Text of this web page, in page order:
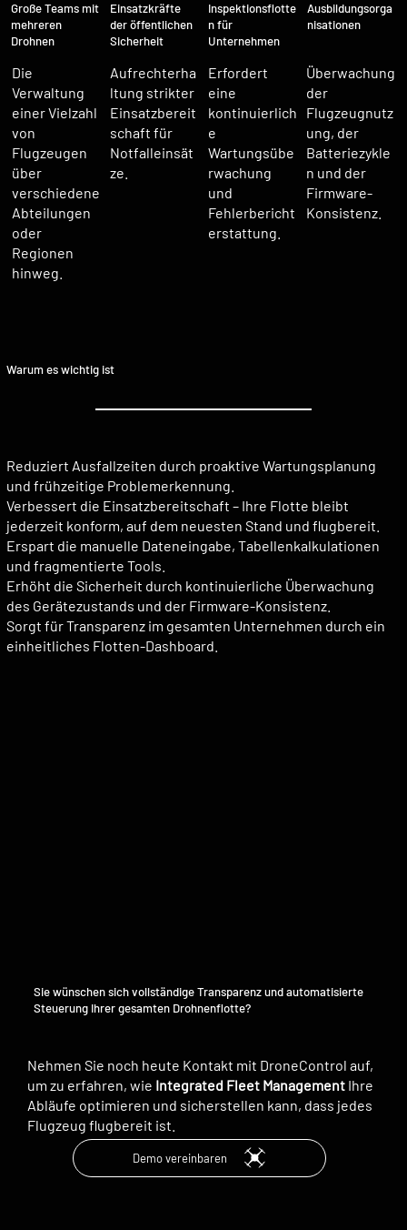
Reduziert Ausfallzeiten durch proaktive Wartungsplanung
und frühzeitige Problemerkennung.
Verbessert die Einsatzbereitschaft – Ihre Flotte bleibt
jederzeit konform, auf dem neuesten Stand und flugbereit.
Erspart die manuelle Dateneingabe, Tabellenkalkulationen
und fragmentierte Tools.
Erhöht die Sicherheit durch kontinuierliche Überwachung
des Gerätezustands und der Firmware-Konsistenz.
Sorgt für Transparenz im gesamten Unternehmen durch ein
einheitliches Flotten-Dashboard.
Warum es wichtig ist
Große Teams mit
mehreren
Drohnen
Die
Verwaltung
einer Vielzahl
von
Flugzeugen
über
verschiedene
Abteilungen
oder
Regionen
hinweg.
Einsatzkräfte
der öffentlichen
Sicherheit
Aufrechterha
ltung strikter
Einsatzbereit
schaft für
Notfalleinsät
ze.
Inspektionsflotte
n für
Unternehmen
Erfordert
eine
kontinuierlich
e
Wartungsübe
rwachung
und
Fehlerbericht
erstattung.
Ausbildungsorga
nisationen
Überwachung
der
Flugzeugnutz
ung, der
Batteriezykle
n und der
Firmware-
Konsistenz.
Sie wünschen sich vollständige Transparenz und automatisierte
Steuerung Ihrer gesamten Drohnenflotte?
Nehmen Sie noch heute Kontakt mit DroneControl auf,
um zu erfahren, wie Integrated Fleet ManagementIhre
Abläufe optimieren und sicherstellen kann, dass jedes
Flugzeug flugbereit ist.
Demo vereinbaren